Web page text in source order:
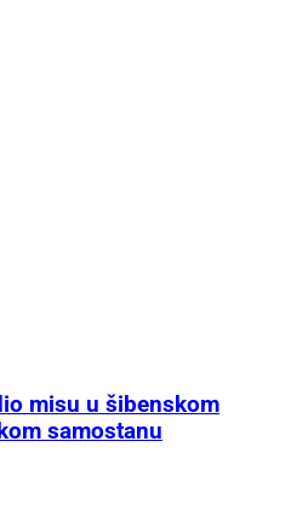
misu u šibenskom
samostanu